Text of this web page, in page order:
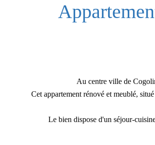
Au centre ville de
Cet appartement rénové et meublé,
Le bien dispose d'un séjour-